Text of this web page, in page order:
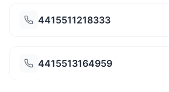
4415511218333
4415513164959